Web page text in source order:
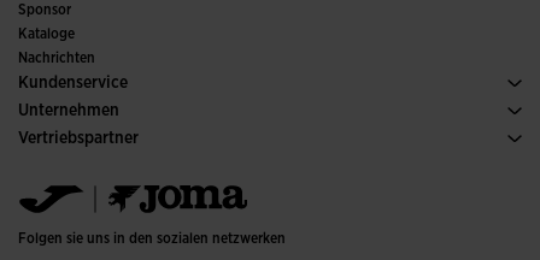
Hallenfussball
Ausschüsse und Verbände
Sonderausgaben
Sponsor
Kataloge
Nachrichten
Kundenservice
Kaufbedingungen
Transport und Lieferung
FAQs
Unternehmen
Kataloge
Ethischer Kanal
Qualitäts- und Umweltpolitik
Jobs & Karriere
Vertriebspartner
Jomanet
Marketing-Bereich
Kontakt aufnehmen
Folgen sie uns in den sozialen netzwerken